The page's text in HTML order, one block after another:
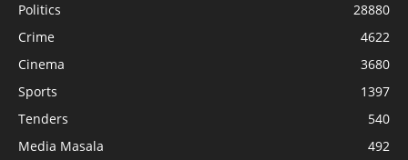
Politics
28880
Crime
4622
Cinema
3680
Sports
1397
Tenders
540
Media Masala
492